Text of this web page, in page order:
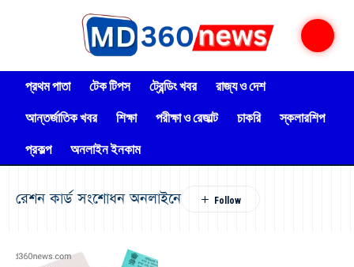
প্রথম পাতা টেক টিপস ট্রেন্ডিং খবর
রাজ্য ও দেশ
আন্তর্জাতিক খবর
শিক্ষা পরীক্ষা ও রেজাল্ট চাকরি
স্কলারশিপ
প্রকল্প
অনলাইন ইনকাম
রেশন কার্ড সংশোধন অনলাইনে